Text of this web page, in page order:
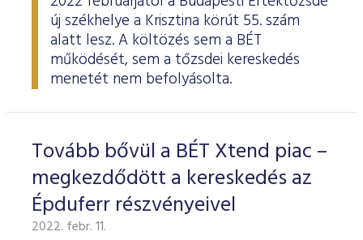
új székhelye a Krisztina körút 55. szám
alatt lesz. A költözés sem a BÉT
működését, sem a tőzsdei kereskedés
menetét nem befolyásolta.
Tovább bővül a BÉT Xtend piac –
megkezdődött a kereskedés az
Épduferr részvényeivel
2022. febr. 11.